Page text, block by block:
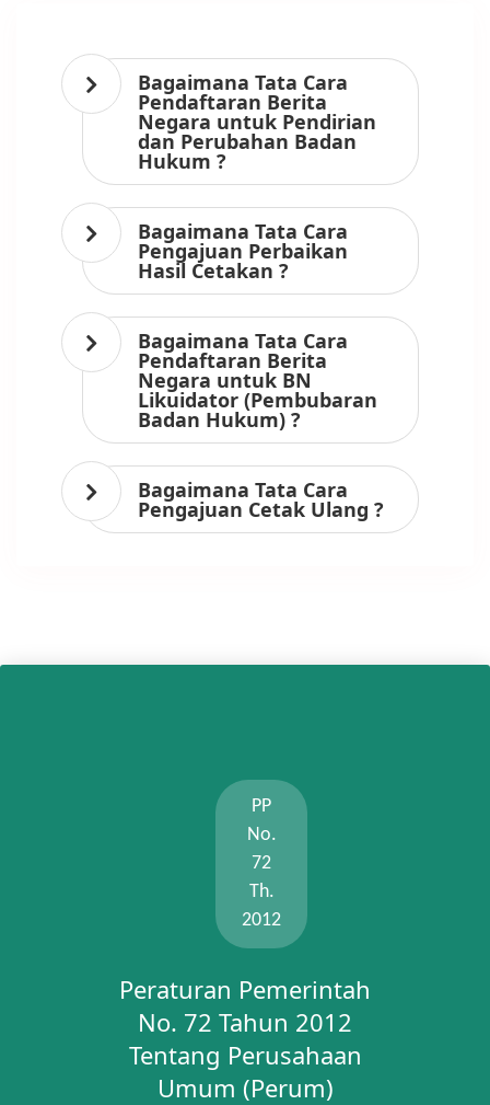
Bagaimana Tata Cara
Pendaftaran Berita
Negara untuk Pendirian
dan Perubahan Badan
Hukum ?
Bagaimana Tata Cara
Pengajuan Perbaikan
Hasil Cetakan ?
Bagaimana Tata Cara
Pendaftaran Berita
Negara untuk BN
Likuidator (Pembubaran
Badan Hukum) ?
Bagaimana Tata Cara
Pengajuan Cetak Ulang ?
PP
No.
72
Th.
2012
Peraturan Pemerintah
No. 72 Tahun 2012
Tentang Perusahaan
Umum (Perum)